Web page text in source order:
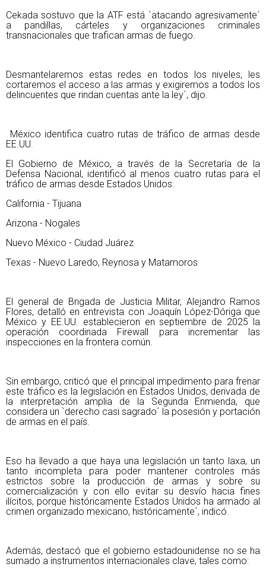
Cekada sostuvo que la ATF está `atacando agresivamente´
a pandillas, cárteles y organizaciones criminales
transnacionales que trafican armas de fuego.
Desmantelaremos estas redes en todos los niveles, les
cortaremos el acceso a las armas y exigiremos a todos los
delincuentes que rindan cuentas ante la ley´, dijo.
México identifica cuatro rutas de tráfico de armas desde
EE.UU.
El Gobierno de México, a través de la Secretaría de la
Defensa Nacional, identificó al menos cuatro rutas para el
tráfico de armas desde Estados Unidos:
California - Tijuana
Arizona - Nogales
Nuevo México - Ciudad Juárez
Texas - Nuevo Laredo, Reynosa y Matamoros
El general de Brigada de Justicia Militar, Alejandro Ramos
Flores, detalló en entrevista con Joaquín López-Dóriga que
México y EE.UU. establecieron en septiembre de 2025 la
operación coordinada Firewall para incrementar las
inspecciones en la frontera común.
Sin embargo, criticó que el principal impedimento para frenar
este tráfico es la legislación en Estados Unidos, derivada de
la interpretación amplia de la Segunda Enmienda, que
considera un `derecho casi sagrado´ la posesión y portación
de armas en el país.
Eso ha llevado a que haya una legislación un tanto laxa, un
tanto incompleta para poder mantener controles más
estrictos sobre la producción de armas y sobre su
comercialización y con ello evitar su desvío hacia fines
ilícitos, porque históricamente Estados Unidos ha armado al
crimen organizado mexicano, históricamente´, indicó.
Además, destacó que el gobierno estadounidense no se ha
sumado a instrumentos internacionales clave, tales como: